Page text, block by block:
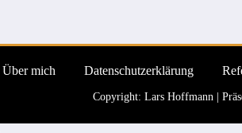
Über mich Datenschutzerklärung
Copyright: Lars Hoffmann |